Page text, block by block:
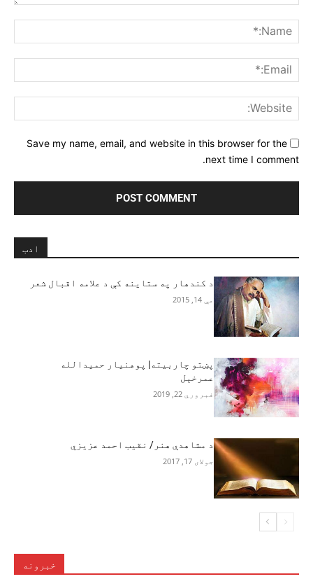
Save my name, email, and website in this browser for the
next time I comment.
ادب
د کندهار په ستاینه کې د علامه اقبال شعر
مې 14, 2015
پښتو چاربیته| پوهنیار حمیدالله
عمرخېل‎
فبروري 22, 2019
د مشاهدې هنر/ نقيب احمد عزيزي
جولای 17, 2017
خبرونه